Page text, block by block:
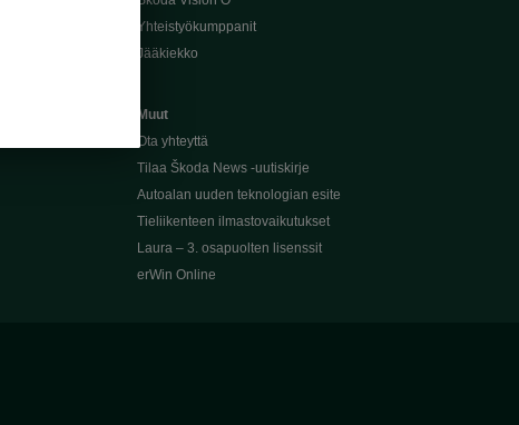
Yhteistyökumppanit
Jääkiekko
Muut
Ota yhteyttä
Tilaa Škoda News -uutiskirje
Autoalan uuden teknologian esite
Tieliikenteen ilmastovaikutukset
Laura – 3. osapuolten lisenssit
erWin Online